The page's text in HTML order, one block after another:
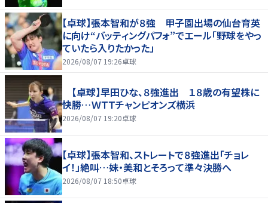
【卓球】張本智和が８強 甲子園出場の仙台育英
に向け“バッティングパフォ”でエール「野球をやっ
ていたら入りたかった」
2026/08/07 19:26卓球
【卓球】早田ひな、８強進出 １８歳の有望株に
快勝…ＷＴＴチャンピオンズ横浜
2026/08/07 19:20卓球
【卓球】張本智和、ストレートで８強進出「チョレ
イ！」絶叫…妹・美和とそろって準々決勝へ
2026/08/07 18:50卓球